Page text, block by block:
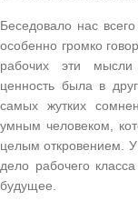
Беседовало нас
особенно громко
рабочих эти мысли
ценность была в
самых жутких
умным человеком,
целым откровением.
дело рабочего
будущее.